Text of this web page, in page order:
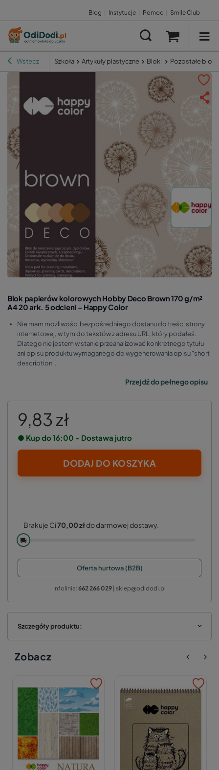
Blog Instytucje Pomoc Smile Club
Wstecz Szkoła Artykuły plastyczne Bloki Pozostałe bloki
Blok papierów kolorowych Hobby Deco Brown 170 g/m²
A4 20 ark. 5 odcieni – Happy Color
Nie mam możliwości bezpośredniego dostanu do treści strony
internetowej, w tym do tekstów z adresu URL, który podałeś.
Dlatego nie jestem w stanie przeanalizować konkretnego tytułu
ani opisu produktu wymaganego do wygenerowania opisu "short
description".
Przejdź do pełnego opisu
9,83 zł
● Kup do 16:00 - Dostawa jutro
DODAJ DO KOSZYKA
Brakuje Ci70,00 złdo darmowej dostawy.
🚚
Oferta hurtowa (B2B)
Infolinia: 662 266 029 | sklep@odidodi.pl
Szczegóły produktu:
Zobacz